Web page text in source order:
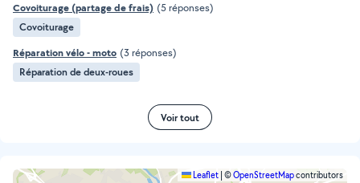
Covoiturage (partage de frais) (5 réponses)
Covoiturage
Réparation vélo - moto (3 réponses)
Réparation de deux-roues
Voir tout
Leaflet ©OpenStreetMapcontributors